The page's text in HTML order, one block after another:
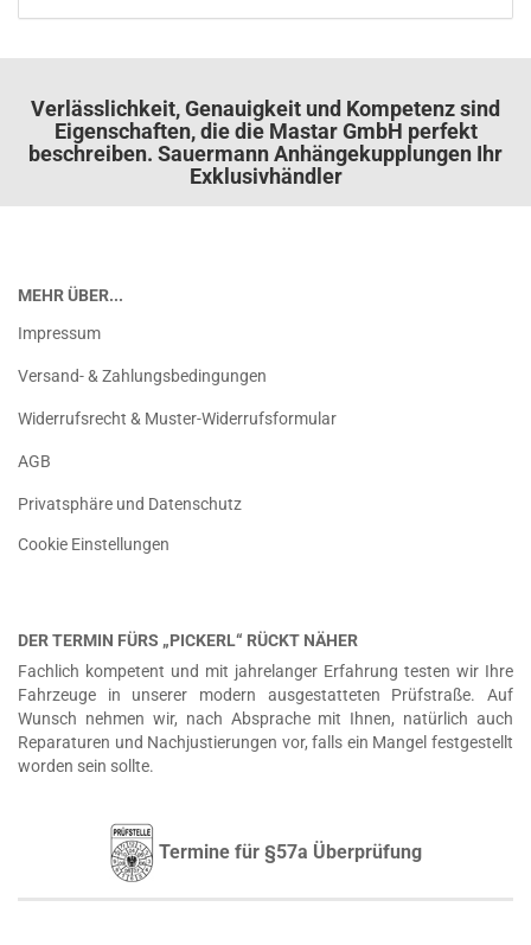
Verlässlichkeit, Genauigkeit und Kompetenz sind
Eigenschaften, die die Mastar GmbH perfekt
beschreiben. Sauermann Anhängekupplungen Ihr
Exklusivhändler
MEHR ÜBER...
Impressum
Versand- & Zahlungsbedingungen
Widerrufsrecht & Muster-Widerrufsformular
AGB
Privatsphäre und Datenschutz
Cookie Einstellungen
DER TERMIN FÜRS „PICKERL“ RÜCKT NÄHER
Fachlich kompetent und mit jahrelanger Erfahrung testen wir Ihre
Fahrzeuge in unserer modern ausgestatteten Prüfstraße. Auf
Wunsch nehmen wir, nach Absprache mit Ihnen, natürlich auch
Reparaturen und Nachjustierungen vor, falls ein Mangel festgestellt
worden sein sollte.
Termine für §57a Überprüfung